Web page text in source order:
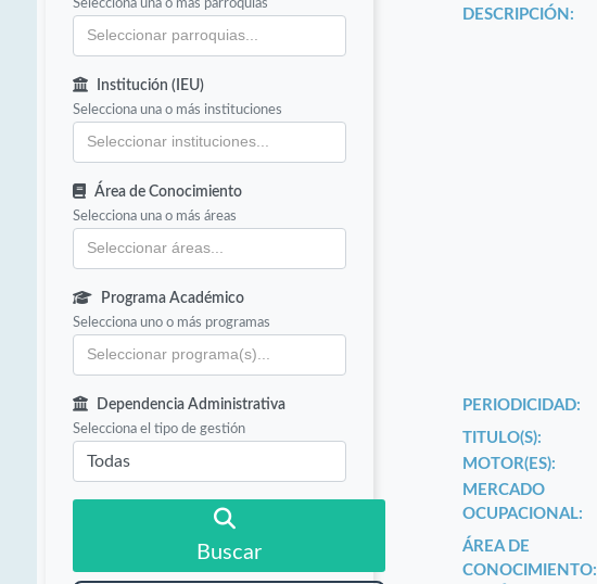
Selecciona una o más parroquias
Institución (IEU)
Selecciona una o más instituciones
Área de Conocimiento
Selecciona una o más áreas
Programa Académico
Selecciona uno o más programas
Dependencia Administrativa
Selecciona el tipo de gestión
Buscar
DESCRIPCIÓN:
PERIODICIDAD:
TITULO(S):
MOTOR(ES):
MERCADO
OCUPACIONAL:
ÁREA DE
CONOCIMIENTO: